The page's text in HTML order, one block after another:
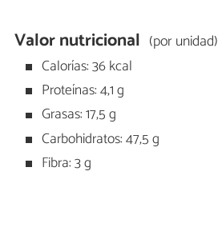
Valor nutricional (por unidad)
Calorías: 36 kcal
Proteínas: 4,1 g
Grasas: 17,5 g
Carbohidratos: 47,5 g
Fibra: 3 g